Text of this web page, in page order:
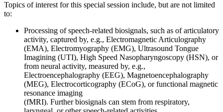
Topics of interest for this special session include, but are not limited
to:
Processing of speech-related biosignals, such as of articulatory
activity, captured by, e.g., Electromagnetic Articulography
(EMA), Electromyography (EMG), Ultrasound Tongue
Imagining (UTI), High Speed Nasopharyngoscopy (HSN), or
from neural activity, measured by, e.g.,
Electroencephalography (EEG), Magnetoencephalography
(MEG), Electrocorticography (ECoG), or functional magnetic
resonance imaging
(fMRI). Further biosignals can stem from respiratory,